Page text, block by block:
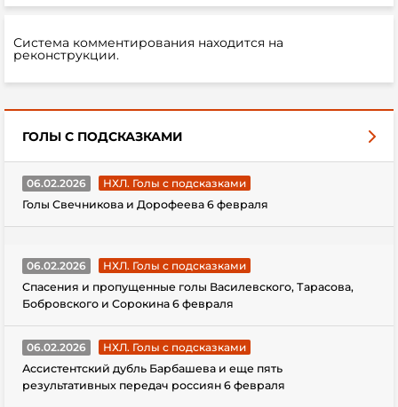
Система комментирования находится на
реконструкции.
ГОЛЫ С ПОДСКАЗКАМИ
06.02.2026
НХЛ. Голы с подсказками
Голы Свечникова и Дорофеева 6 февраля
06.02.2026
НХЛ. Голы с подсказками
Спасения и пропущенные голы Василевского, Тарасова,
Бобровского и Сорокина 6 февраля
06.02.2026
НХЛ. Голы с подсказками
Ассистентский дубль Барбашева и еще пять
результативных передач россиян 6 февраля